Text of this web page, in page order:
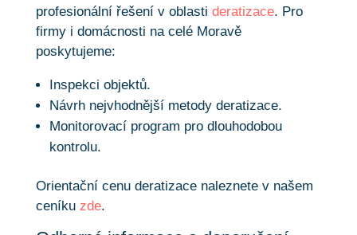
profesionální řešení v oblasti deratizace. Pro
firmy i domácnosti na celé Moravě
poskytujeme:
Inspekci objektů.
Návrh nejvhodnější metody deratizace.
Monitorovací program pro dlouhodobou
kontrolu.
Orientační cenu deratizace naleznete v našem
ceníku zde.